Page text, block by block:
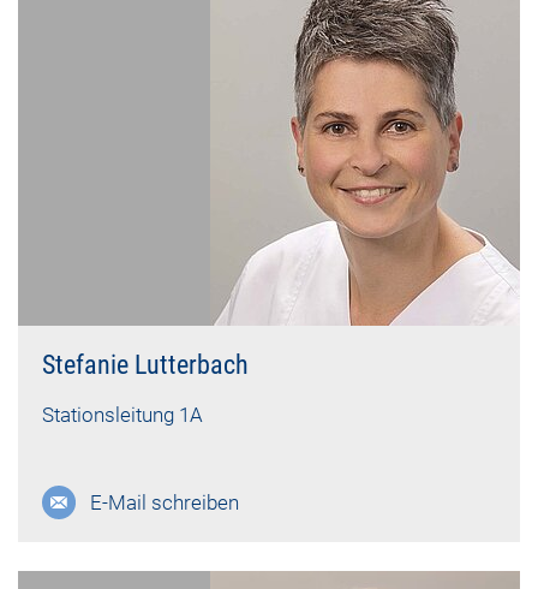
Stefanie Lutterbach
Stationsleitung 1A
E-Mail schreiben